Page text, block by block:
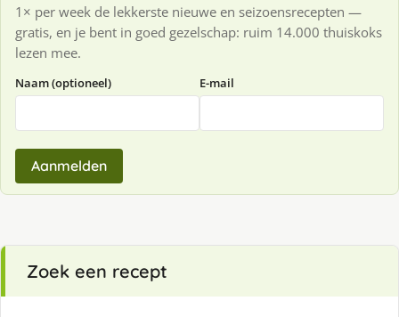
1× per week de lekkerste nieuwe en seizoensrecepten —
gratis, en je bent in goed gezelschap: ruim 14.000 thuiskoks
lezen mee.
Naam (optioneel) E-mail
Aanmelden
Zoek een recept